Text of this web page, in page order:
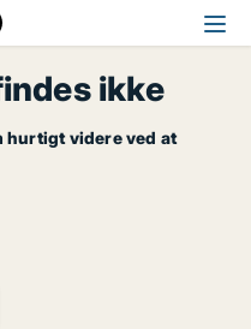
ikke
hurtigt videre ved at